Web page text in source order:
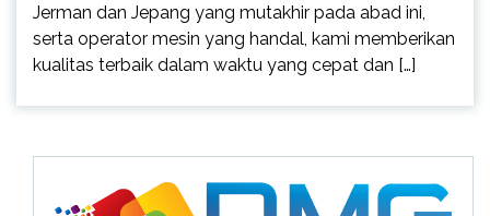
Jerman dan Jepang yang mutakhir pada abad ini,
serta operator mesin yang handal, kami memberikan
kualitas terbaik dalam waktu yang cepat dan […]